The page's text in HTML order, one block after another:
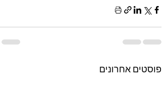
פוסטים אחרונים